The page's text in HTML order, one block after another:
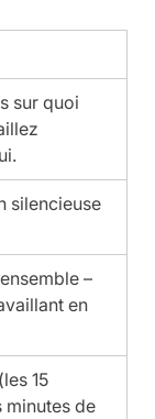
sur quoi
silencieuse
–
en
15
minutes de